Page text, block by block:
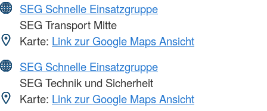
SEG Schnelle Einsatzgruppe
SEG Transport Mitte
Karte: Link zur Google Maps Ansicht
SEG Schnelle Einsatzgruppe
SEG Technik und Sicherheit
Karte: Link zur Google Maps Ansicht